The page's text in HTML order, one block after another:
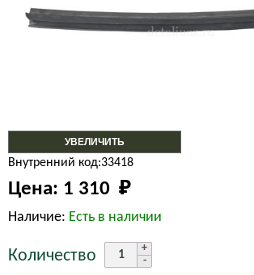
УВЕЛИЧИТЬ
Внутренний код:33418
Цена: 1 310 ₽
Наличие: Есть в наличии
Количество